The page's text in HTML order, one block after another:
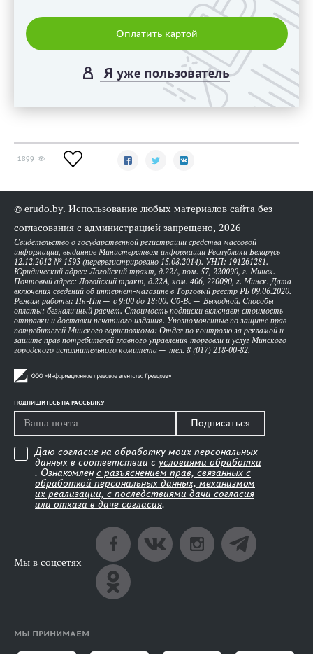
Оплатить картой
Я уже пользователь
1899
© erudo.by. Использование любых материалов сайта без
согласования с администрацией запрещено, 2026
Свидетельство о государственной регистрации средства массовой
информации, выданное Министерством информации Республики Беларусь
12.12.2012 № 1593 (перерегистрировано 15.08.2014). УНП: 191261281.
Юридический адрес: Логойский тракт, д.22А, пом. 57, 220090, г. Минск.
Почтовый адрес: Логойский тракт, д.22А, ком. 406, 220090, г. Минск. Дата
включения сведений об интернет-магазине в Торговый реестр РБ 09.06.2020.
Режим работы: Пн-Пт — с 9:00 до 18:00. Сб-Вс — Выходной. Способы
оплаты: безналичный расчет. Стоимость подписки включает стоимость
отправки и доставки печатного издания. Уполномоченные по защите прав
потребителей Минского горисполкома: Отдел по контролю за рекламой и
защите прав потребителей главного управления торговли и услуг Минского
городского исполнительного комитета — тел. 8 (017) 218-00-82.
ПОДПИШИТЕСЬ НА РАССЫЛКУ
Подписаться
Даю согласие на обработку моих персональных
данных в соответствии с условиями обработки
. Ознакомлен с разъяснением прав, связанных с
обработкой персональных данных, механизмом
их реализации, с последствиями дачи согласия
или отказа в даче согласия.
Мы в соцсетях
МЫ ПРИНИМАЕМ